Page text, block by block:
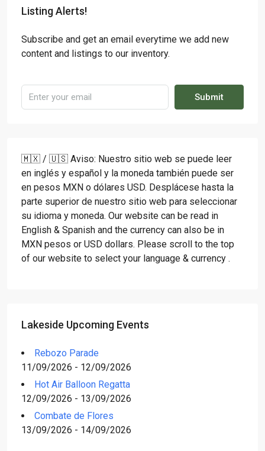
Listing Alerts!
Subscribe and get an email everytime we add new
content and listings to our inventory.
Submit
🇲🇽 / 🇺🇸 Aviso: Nuestro sitio web se puede leer
en inglés y español y la moneda también puede ser
en pesos MXN o dólares USD. Desplácese hasta la
parte superior de nuestro sitio web para seleccionar
su idioma y moneda. Our website can be read in
English & Spanish and the currency can also be in
MXN pesos or USD dollars. Please scroll to the top
of our website to select your language & currency .
Lakeside Upcoming Events
Rebozo Parade
11/09/2026 - 12/09/2026
Hot Air Balloon Regatta
12/09/2026 - 13/09/2026
Combate de Flores
13/09/2026 - 14/09/2026